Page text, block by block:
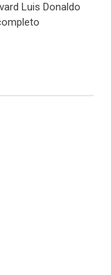
Luis Donaldo